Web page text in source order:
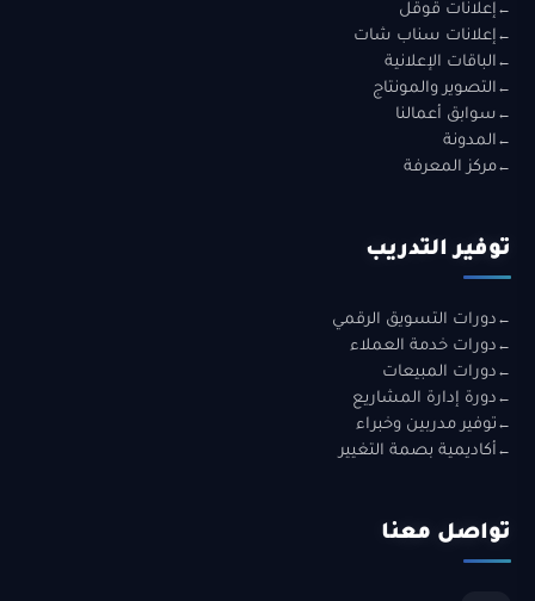
إعلانات قوقل
إعلانات سناب شات
الباقات الإعلانية
التصوير والمونتاج
سوابق أعمالنا
المدونة
مركز المعرفة
توفير التدريب
دورات التسويق الرقمي
دورات خدمة العملاء
دورات المبيعات
دورة إدارة المشاريع
توفير مدربين وخبراء
أكاديمية بصمة التغيير
تواصل معنا